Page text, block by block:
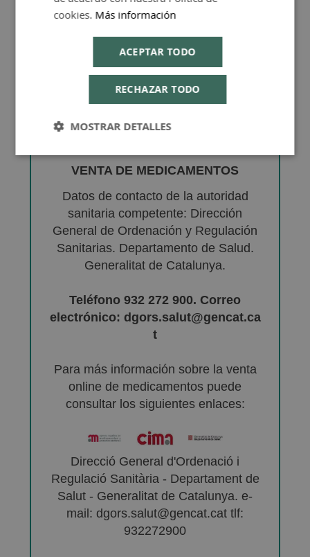
VENTA DE MEDICAMENTOS
Datos de contacto de la autoridad
sanitaria competente: Dirección
General de Ordenación y Regulación
Sanitarias. Departamento de Salud.
Generalitat de Catalunya.
Teléfono 932 272 900. Correo
electrónico: dgors.salut@gencat.ca
t
Para más información sobre la venta
online de medicamentos puede
consultar los siguientes enlaces:
Direcció General d'Ordenació i
Regulació Sanitària - Departament de
Salut - Generalitat de Catalunya. e-
mail: dgors.salut@gencat.cat tlf:
932272900
cookies. Más información
ACEPTAR TODO
RECHAZAR TODO
MOSTRAR DETALLES